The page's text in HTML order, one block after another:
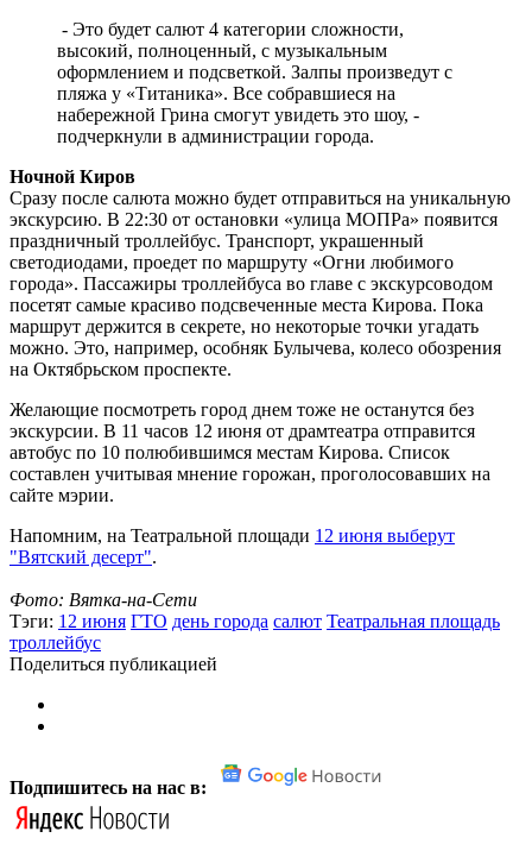
- Это будет салют 4 категории сложности,
высокий, полноценный, с музыкальным
оформлением и подсветкой. Залпы произведут с
пляжа у «Титаника». Все собравшиеся на
набережной Грина смогут увидеть это шоу, -
подчеркнули в администрации города.
Ночной Киров
Сразу после салюта можно будет отправиться на уникальную
экскурсию. В 22:30 от остановки «улица МОПРа» появится
праздничный троллейбус. Транспорт, украшенный
светодиодами, проедет по маршруту «Огни любимого
города». Пассажиры троллейбуса во главе с экскурсоводом
посетят самые красиво подсвеченные места Кирова. Пока
маршрут держится в секрете, но некоторые точки угадать
можно. Это, например, особняк Булычева, колесо обозрения
на Октябрьском проспекте.
Желающие посмотреть город днем тоже не останутся без
экскурсии. В 11 часов 12 июня от драмтеатра отправится
автобус по 10 полюбившимся местам Кирова. Список
составлен учитывая мнение горожан, проголосовавших на
сайте мэрии.
Напомним, на Театральной площади 12 июня выберут
"Вятский десерт".
Фото: Вятка-на-Сети
Тэги: 12 июня ГТО день города салют Театральная площадь
троллейбус
Поделиться публикацией
Подпишитесь на нас в: